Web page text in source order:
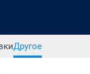
Другое